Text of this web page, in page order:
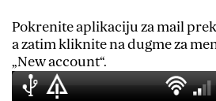
Pokrenite aplikaciju za mail
a zatim kliknite na dugme za
„New account“.